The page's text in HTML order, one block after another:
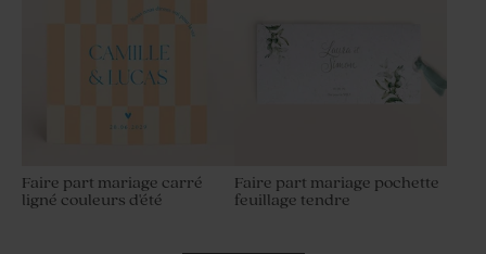
Faire part mariage carré
ligné couleurs d'été
Faire part mariage pochette
feuillage tendre